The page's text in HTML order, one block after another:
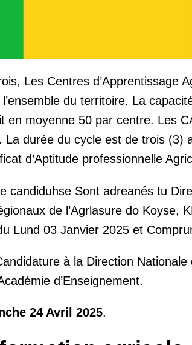
Les Centres d’Apprentissage
du territoire. La
en moyenne 50 par centre. Les
La durée du cycle est de trois (3)
d’Aptitude professionnelle
candiduhse Sont adreanés tu
de l’Agrlasure do Koyse,
Lund 03 Janvier 2025 et
à la Direction Nationale
d’Enseignement.
24 Avril 2025.